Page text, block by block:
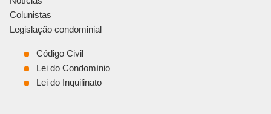
Colunistas
Legislação condominial
Código Civil
Lei do Condomínio
Lei do Inquilinato